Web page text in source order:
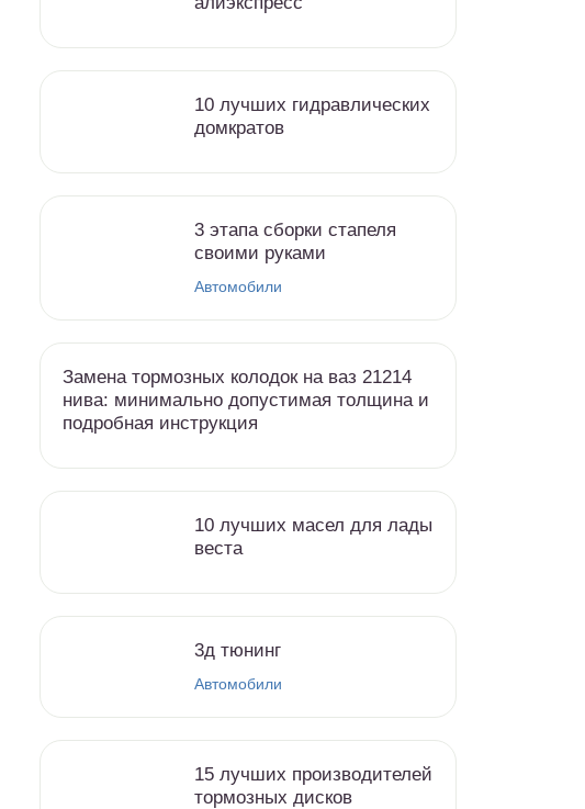
10 лучших гидравлических
домкратов
3 этапа сборки стапеля
своими руками
Автомобили
Замена тормозных колодок на ваз 21214
нива: минимально допустимая толщина и
подробная инструкция
10 лучших масел для лады
веста
3д тюнинг
Автомобили
15 лучших производителей
тормозных дисков